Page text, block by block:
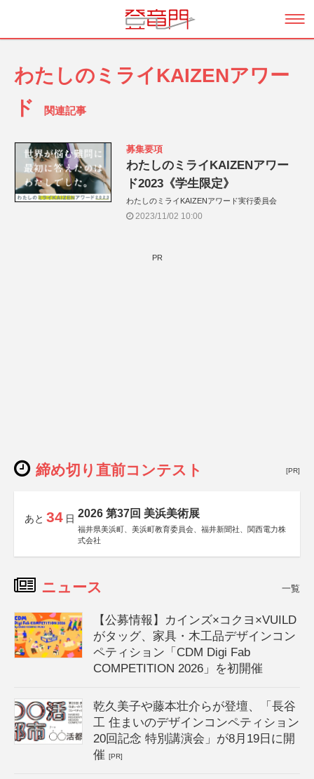
わたしのミライKAIZENアワー
ド
関連記事
募集要項
わたしのミライKAIZENアワー
ド2023《学生限定》
わたしのミライKAIZENアワード実行委員会
2023/11/02 10:00
PR
締め切り直前コンテスト [PR]
あと 34 日 2026 第37回 美浜美術展
福井県美浜町、美浜町教育委員会、福井新聞社、関西電力株
式会社
ニュース 一覧
【公募情報】カインズ×コクヨ×VUILD
がタッグ、家具・木工品デザインコン
ペティション「CDM Digi Fab
COMPETITION 2026」を初開催
乾久美子や藤本壮介らが登壇、「長谷
工 住まいのデザインコンペティション
20回記念 特別講演会」が8月19日に開
催[PR]